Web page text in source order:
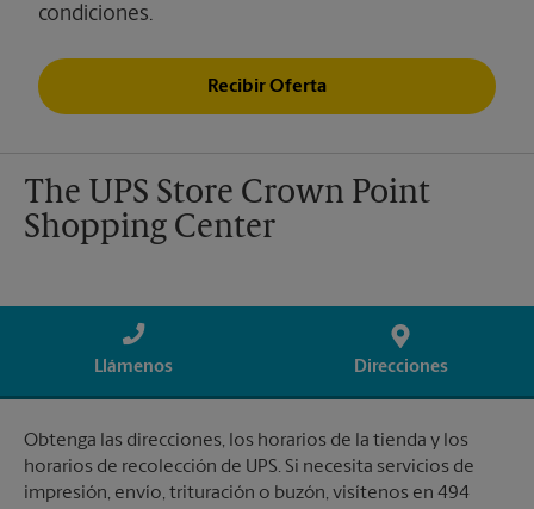
condiciones.
Recibir Oferta
The UPS Store Crown Point
Shopping Center
Llámenos Direcciones
Obtenga las direcciones, los horarios de la tienda y los
horarios de recolección de UPS. Si necesita servicios de
impresión, envío, trituración o buzón, visítenos en 494